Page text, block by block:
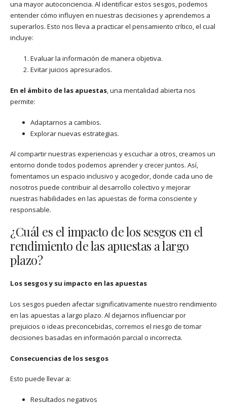
una mayor autoconciencia. Al identificar estos sesgos, podemos
entender cómo influyen en nuestras decisiones y aprendemos a
superarlos. Esto nos lleva a practicar el pensamiento crítico, el cual
incluye:
Evaluar la información de manera objetiva.
Evitar juicios apresurados.
En el ámbito de las apuestas, una mentalidad abierta nos
permite:
Adaptarnos a cambios.
Explorar nuevas estrategias.
Al compartir nuestras experiencias y escuchar a otros, creamos un
entorno donde todos podemos aprender y crecer juntos. Así,
fomentamos un espacio inclusivo y acogedor, donde cada uno de
nosotros puede contribuir al desarrollo colectivo y mejorar
nuestras habilidades en las apuestas de forma consciente y
responsable.
¿Cuál es el impacto de los sesgos en el
rendimiento de las apuestas a largo
plazo?
Los sesgos y su impacto en las apuestas
Los sesgos pueden afectar significativamente nuestro rendimiento
en las apuestas a largo plazo. Al dejarnos influenciar por
prejuicios o ideas preconcebidas, corremos el riesgo de tomar
decisiones basadas en información parcial o incorrecta.
Consecuencias de los sesgos
Esto puede llevar a:
Resultados negativos